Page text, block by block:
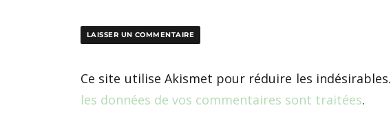
Ce site utilise Akismet pour réduire les indésirables.
les données de vos commentaires sont traitées.